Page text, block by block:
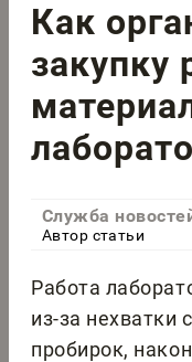
Как
закупку
Служба
Автор статьи
Работа
из-за нехватки
пробирок,